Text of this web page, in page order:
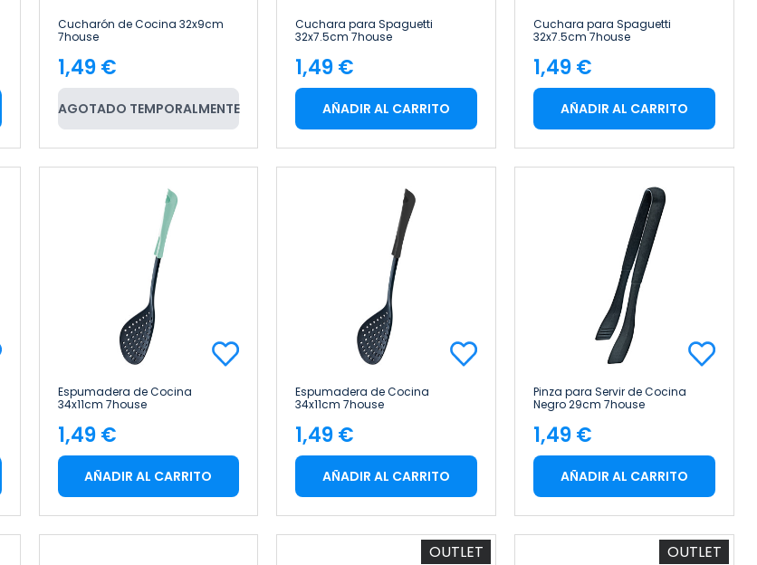
Cucharón de Cocina 32x9cm
7house
Precio
1,49 €
AGOTADO TEMPORALMENTE
Cuchara para Spaguetti
32x7.5cm 7house
Precio
1,49 €
AÑADIR AL CARRITO
Cuchara para Spaguetti
32x7.5cm 7house
Precio
1,49 €
AÑADIR AL CARRITO
Espumadera de Cocina
34x11cm 7house
Precio
1,49 €
AÑADIR AL CARRITO
Espumadera de Cocina
34x11cm 7house
Precio
1,49 €
AÑADIR AL CARRITO
Pinza para Servir de Cocina
Negro 29cm 7house
Precio
1,49 €
AÑADIR AL CARRITO
OUTLET OUTLET